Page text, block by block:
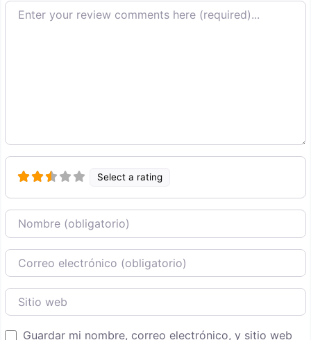
Texto de la reseña
Select a rating
Nombre
Correo Electronico
Sitio web
Guardar mi nombre, correo electrónico, y sitio web